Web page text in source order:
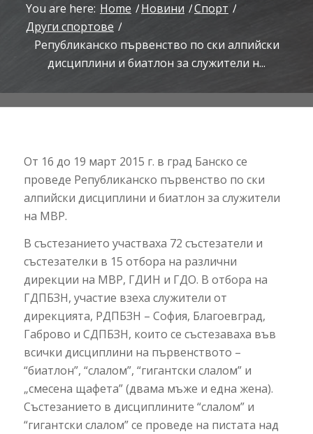
You are here: Home /Новини /Спорт /
Други спортове /
Републиканско първенство по ски алпийски
дисциплини и биатлон за служители н...
От 16 до 19 март 2015 г. в град Банско се
проведе Републиканско първенство по ски
алпийски дисциплини и биатлон за служители
на МВР.
В състезанието участваха 72 състезатели и
състезателки в 15 отбора на различни
дирекции на МВР, ГДИН и ГДО. В отбора на
ГДПБЗН, участие взеха служители от
дирекцията, РДПБЗН – София, Благоевград,
Габрово и СДПБЗН, които се състезаваха във
всички дисциплини на първенството –
“биатлон”, “слалом”, “гигантски слалом” и
„смесена щафета” (двама мъже и една жена).
Състезанието в дисциплините “слалом” и
“гигантски слалом” се проведе на пистата над